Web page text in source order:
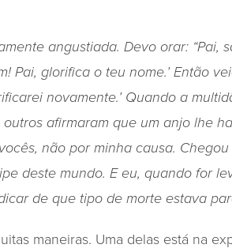
angustiada. Devo orar: “Pai,
Pai, glorifica o teu nome.’ Então
novamente.’ Quando a
afirmaram que um anjo lhe
não por minha causa.
deste mundo. E eu, quando for
de que tipo de morte estava
maneiras. Uma delas está na